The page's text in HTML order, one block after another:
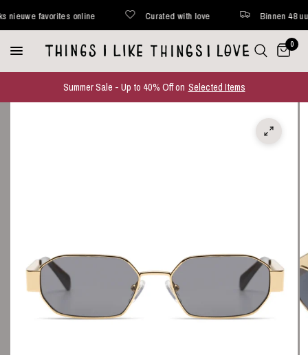
favorites online Curated with love Binnen 48 uur
0
Summer Sale - Up to 40% Off on Selected Items